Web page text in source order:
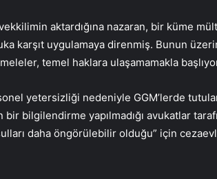
aktardığına nazaran, bir küme
karşıt uygulamaya direnmiş. Bunun
temel haklara ulaşamamakla
yetersizliği nedeniyle GGM’lerde
bir bilgilendirme yapılmadığı avukatlar
daha öngörülebilir olduğu” için